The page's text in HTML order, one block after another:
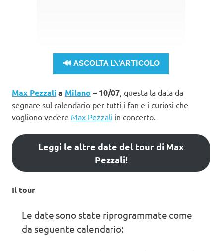
🔊 ASCOLTA L\'ARTICOLO
Max Pezzali a Milano – 10/07 , questa la data da
segnare sul calendario per tutti i fan e i curiosi che
vogliono vedere Max Pezzali in concerto.
Leggi le altre date del tour di Max
Pezzali!
Il tour
Le date sono state riprogrammate come
da seguente calendario: